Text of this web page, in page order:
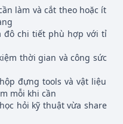
làm và cắt theo hoặc ít
đô chi tiết phù hợp với tỉ
thời gian và công sức
đựng tools và vật liệu
mỗi khi cần
hỏi kỹ thuật vừa share